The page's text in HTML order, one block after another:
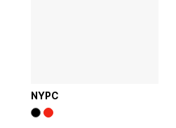
NYPC